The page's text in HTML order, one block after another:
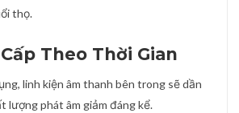
thọ.
Theo Thời Gian
linh kiện âm thanh bên trong sẽ dần
lượng phát âm giảm đáng kể.